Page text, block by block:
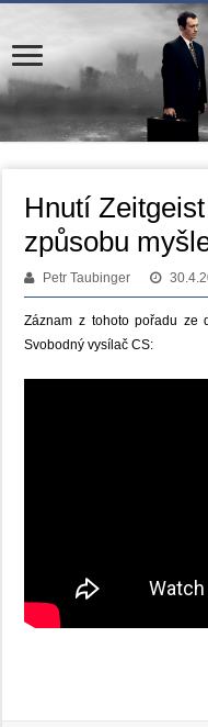
Hnutí
způsobu
Petr Taubinger
Záznam z tohoto pořadu ze
Svobodný vysílač CS: